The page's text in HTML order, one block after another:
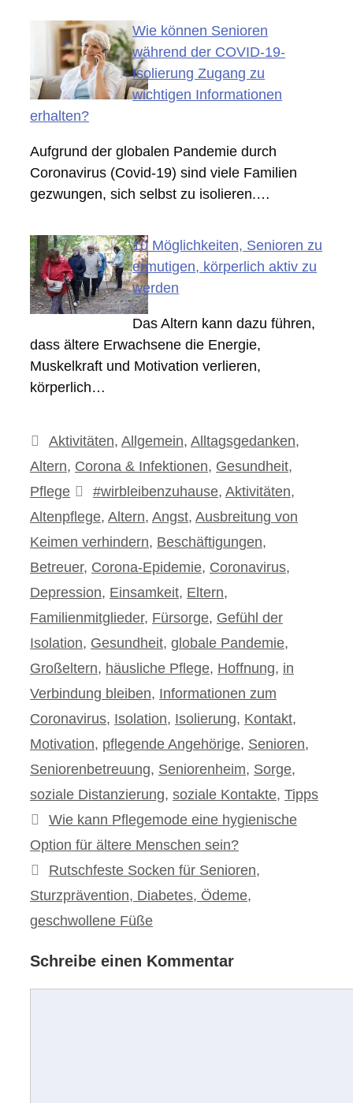
Wie können Senioren
während der COVID-19-
Isolierung Zugang zu
wichtigen Informationen
erhalten?
Aufgrund der globalen Pandemie durch
Coronavirus (Covid-19) sind viele Familien
gezwungen, sich selbst zu isolieren.…
10 Möglichkeiten, Senioren zu
ermutigen, körperlich aktiv zu
werden
Das Altern kann dazu führen,
dass ältere Erwachsene die Energie,
Muskelkraft und Motivation verlieren,
körperlich…
Kategorien
Aktivitäten, Allgemein, Alltagsgedanken,
Altern, Corona & Infektionen, Gesundheit,
Pflege
Schlagwörter
#wirbleibenzuhause, Aktivitäten,
Altenpflege, Altern, Angst, Ausbreitung von
Keimen verhindern, Beschäftigungen,
Betreuer, Corona-Epidemie, Coronavirus,
Depression, Einsamkeit, Eltern,
Familienmitglieder, Fürsorge, Gefühl der
Isolation, Gesundheit, globale Pandemie,
Großeltern, häusliche Pflege, Hoffnung, in
Verbindung bleiben, Informationen zum
Coronavirus, Isolation, Isolierung, Kontakt,
Motivation, pflegende Angehörige, Senioren,
Seniorenbetreuung, Seniorenheim, Sorge,
soziale Distanzierung, soziale Kontakte, Tipps
Beitrags-
Navigation
Wie kann Pflegemode eine hygienische
Option für ältere Menschen sein?
Rutschfeste Socken für Senioren,
Sturzprävention, Diabetes, Ödeme,
geschwollene Füße
Schreibe einen Kommentar